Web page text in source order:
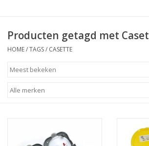
EHBO
Pax tassen
Producten getagd met
HOME/TAGS/ CASETTE